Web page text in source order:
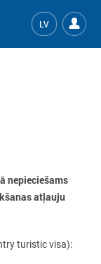
LV
nepieciešams
atļauju
turistic visa):